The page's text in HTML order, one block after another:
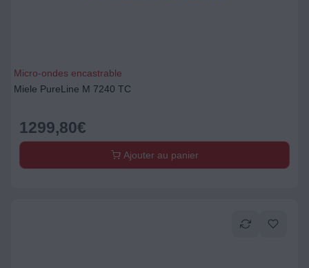
Micro-ondes encastrable
Miele PureLine M 7240 TC
1299,80€
Ajouter au panier